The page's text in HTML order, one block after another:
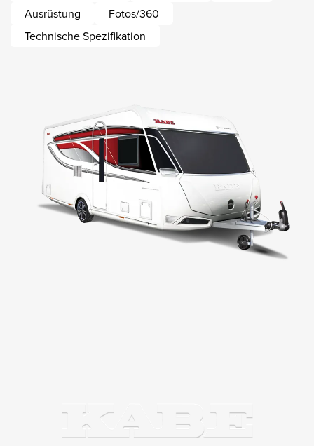
Ausrüstung
Fotos/360
Technische Spezifikation